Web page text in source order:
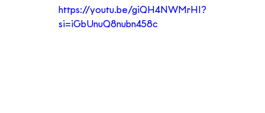
https://youtu.be/giQH4NWMrHI?
si=iGbUnuQ8nubn458c